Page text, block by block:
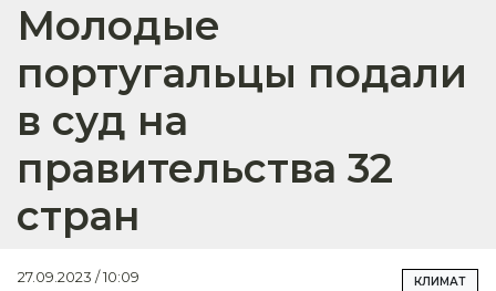
Молодые
португальцы подали
в суд на
правительства 32
стран
27.09.2023 / 10:09 КЛИМАТ